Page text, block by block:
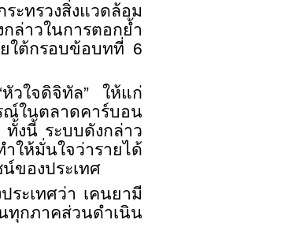
ะทรวงสิ่งแวดล้อม
าวในการตอกย้ำ
ใต้กรอบข้อบทที่ 6
วใจดิจิทัล” ให้แก่
ณ์ในตลาดคาร์บอน
ทั้งนี้ ระบบดังกล่าว
ให้มั่นใจว่ารายได้
ของประเทศ
ะเทศว่า เคนยามี
ทุกภาคส่วนดำเนิน